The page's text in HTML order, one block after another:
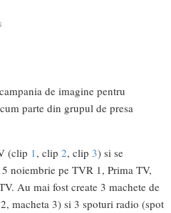
de imagine pentru
parte din grupul de presa
(clip 1 , clip 2, clip 3) si se
noiembrie pe TVR 1, Prima TV,
Au mai fost create 3 machete de
macheta 3) si 3 spoturi radio (spot